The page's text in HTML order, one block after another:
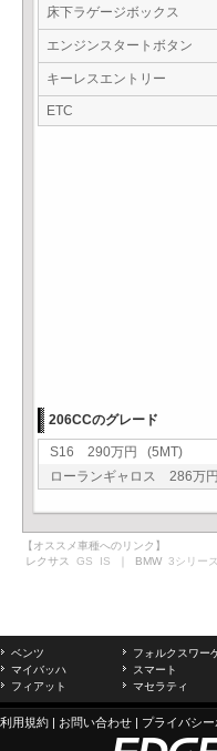
床下ラゲージボックス
エンジンスタートボタン
キーレスエントリー
ETC
206CCのグレード
S16 290万円 (5MT)
ローランギャロス 286万
【オススメ車種へのリンク】
レクサス GS IS ｜ BMW 3シリー
ベンツ フォルクスワー
マイバッハ
スマート
フィアット
マセラティ
利用規約 | お問い合わせ | プライバシ